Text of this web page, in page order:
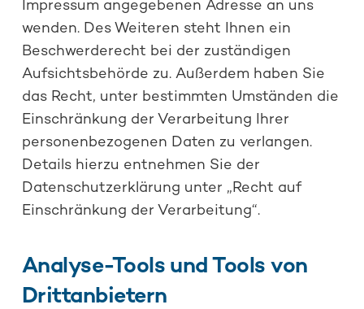
Impressum angegebenen Adresse an uns
wenden. Des Weiteren steht Ihnen ein
Beschwerderecht bei der zuständigen
Aufsichtsbehörde zu. Außerdem haben Sie
das Recht, unter bestimmten Umständen die
Einschränkung der Verarbeitung Ihrer
personenbezogenen Daten zu verlangen.
Details hierzu entnehmen Sie der
Datenschutzerklärung unter „Recht auf
Einschränkung der Verarbeitung“.
Analyse-Tools und Tools von
Drittanbietern